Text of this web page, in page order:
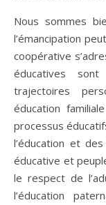
Nous sommes
l’émancipation
coopérative
éducatives
trajectoires
éducation
processus
l’éducation et
éducative et
le respect de
l’éducation